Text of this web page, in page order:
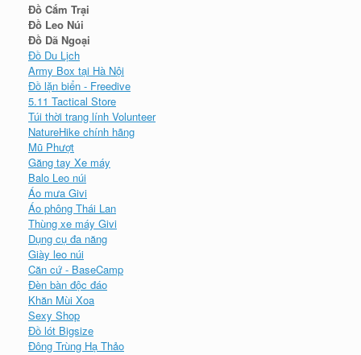
Đồ Cắm Trại
Đồ Leo Núi
Đồ Dã Ngoại
Đồ Du Lịch
Army Box tại Hà Nội
Đồ lặn biển - Freedive
5.11 Tactical Store
Túi thời trang lính Volunteer
NatureHike chính hãng
Mũ Phượt
Găng tay Xe máy
Balo Leo núi
Áo mưa Givi
Áo phông Thái Lan
Thùng xe máy Givi
Dụng cụ đa năng
Giày leo núi
Căn cứ - BaseCamp
Đèn bàn độc đáo
Khăn Mùi Xoa
Sexy Shop
Đồ lót Bigsize
Đông Trùng Hạ Thảo